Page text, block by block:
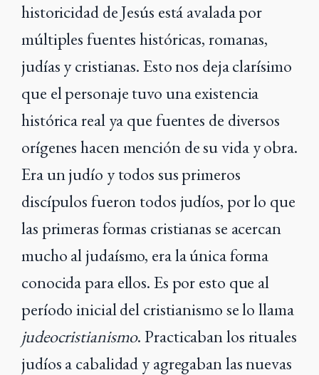
historicidad de Jesús está avalada por
múltiples fuentes históricas, romanas,
judías y cristianas. Esto nos deja clarísimo
que el personaje tuvo una existencia
histórica real ya que fuentes de diversos
orígenes hacen mención de su vida y obra.
Era un judío y todos sus primeros
discípulos fueron todos judíos, por lo que
las primeras formas cristianas se acercan
mucho al judaísmo, era la única forma
conocida para ellos. Es por esto que al
período inicial del cristianismo se lo llama
judeocristianismo. Practicaban los rituales
judíos a cabalidad y agregaban las nuevas